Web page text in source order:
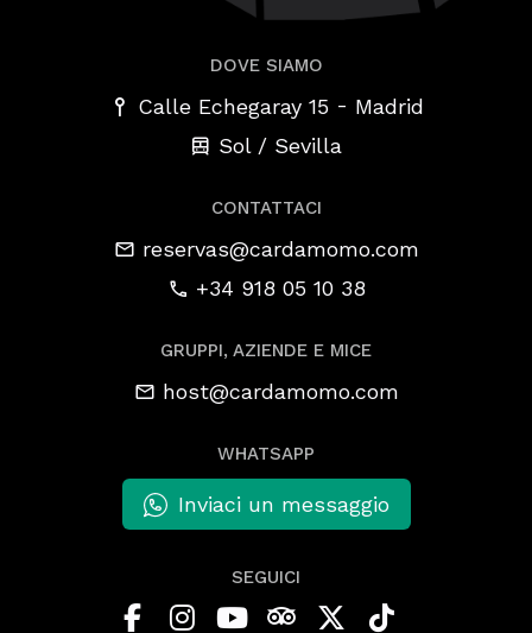
DOVE SIAMO
Calle Echegaray 15 - Madrid
Sol / Sevilla
CONTATTACI
reservas@cardamomo.com
+34 918 05 10 38
GRUPPI, AZIENDE E MICE
host@cardamomo.com
WHATSAPP
Inviaci un messaggio
SEGUICI